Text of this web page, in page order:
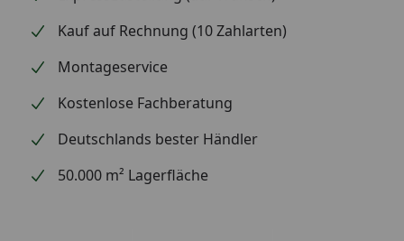
TIPPS:
BM Zaunpfosten Fichte
Kauf auf Rechnung (10 Zahlarten)
Montageservice
Kostenlose Fachberatung
Deutschlands bester Händler
50.000 m² Lagerfläche